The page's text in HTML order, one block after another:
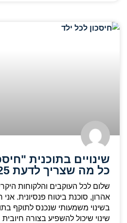
שינויים בתוכנית
כל מה שצריך לדעת 2025
שלום לכל העוקבים והלקוחות
אהרון, סוכנת ביטוח פנסיונית.
בשינוי משמעותי שנכנס לתוקף
שינוי שיכול להשפיע בצורה חיובית